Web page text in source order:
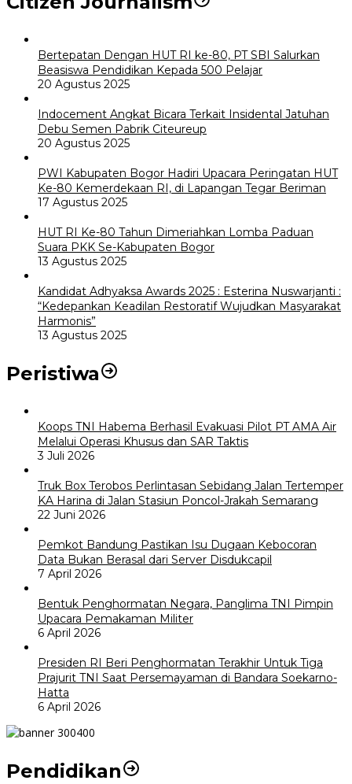
Bertepatan Dengan HUT RI ke-80, PT SBI Salurkan
Beasiswa Pendidikan Kepada 500 Pelajar
20 Agustus 2025
Indocement Angkat Bicara Terkait Insidental Jatuhan
Debu Semen Pabrik Citeureup
20 Agustus 2025
PWI Kabupaten Bogor Hadiri Upacara Peringatan HUT
Ke-80 Kemerdekaan RI, di Lapangan Tegar Beriman
17 Agustus 2025
HUT RI Ke-80 Tahun Dimeriahkan Lomba Paduan
Suara PKK Se-Kabupaten Bogor
13 Agustus 2025
Kandidat Adhyaksa Awards 2025 : Esterina Nuswarjanti :
“Kedepankan Keadilan Restoratif Wujudkan Masyarakat
Harmonis”
13 Agustus 2025
Peristiwa
Koops TNI Habema Berhasil Evakuasi Pilot PT AMA Air
Melalui Operasi Khusus dan SAR Taktis
3 Juli 2026
Truk Box Terobos Perlintasan Sebidang Jalan Tertemper
KA Harina di Jalan Stasiun Poncol-Jrakah Semarang
22 Juni 2026
Pemkot Bandung Pastikan Isu Dugaan Kebocoran
Data Bukan Berasal dari Server Disdukcapil
7 April 2026
Bentuk Penghormatan Negara, Panglima TNI Pimpin
Upacara Pemakaman Militer
6 April 2026
Presiden RI Beri Penghormatan Terakhir Untuk Tiga
Prajurit TNI Saat Persemayaman di Bandara Soekarno-
Hatta
6 April 2026
Pendidikan